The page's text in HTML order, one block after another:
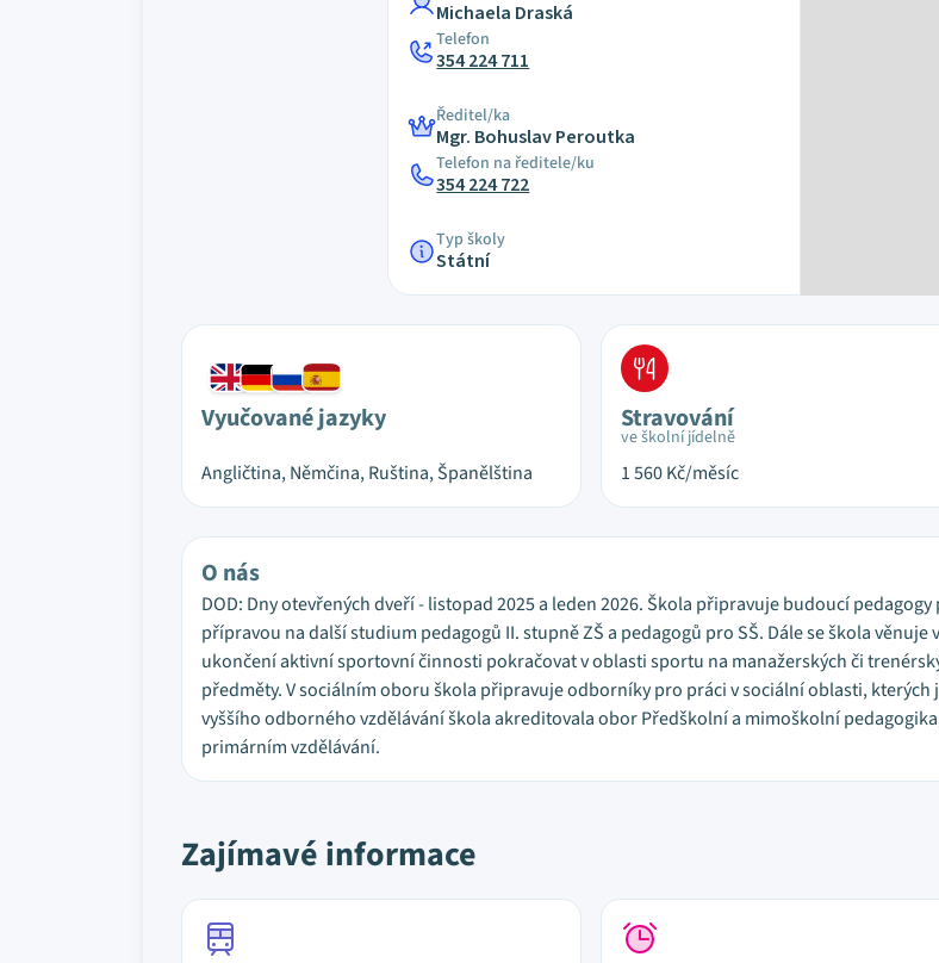
Michaela Draská
Telefon
354 224 711
Ředitel/ka
Mgr. Bohuslav Peroutka
Telefon na ředitele/ku
354 224 722
Typ školy
Státní
Vyučované jazyky
Angličtina, Němčina, Ruština, Španělština
Stravování
ve školní jídelně
1 560Kč/měsíc
O nás
DOD: Dny otevřených dveří - listopad 2025 a leden 2026. Škola připravuje budoucí
přípravou na další studium pedagogů II. stupně ZŠ a pedagogů pro SŠ. Dále se škola
ukončení aktivní sportovní činnosti pokračovat v oblasti sportu na manažerských či
předměty. V sociálním oboru škola připravuje odborníky pro práci v sociální oblasti, kterých
vyššího odborného vzdělávání škola akreditovala obor Předškolní a mimoškolní
primárním vzdělávání.
Zajímavé informace